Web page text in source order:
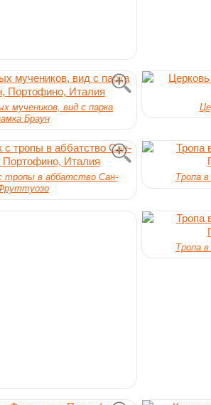
мучеников, вид с парка
Браун
тропы в аббатство Сан-
Тропа
Тропа